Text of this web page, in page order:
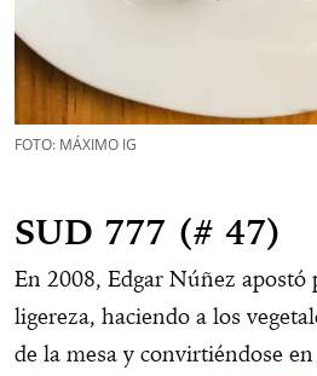
FOTO: MÁXIMO IG
SUD 777 (# 47)
En 2008, Edgar Núñez apostó
ligereza, haciendo a los
de la mesa y convirtiéndose